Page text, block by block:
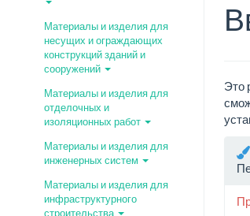
Материалы и изделия для
несущих и ограждающих
конструкций зданий и
сооружений
Материалы и изделия для
отделочных и
изоляционных работ
Материалы и изделия для
инженерных систем
Материалы и изделия для
инфраструктурного
строительства
Это